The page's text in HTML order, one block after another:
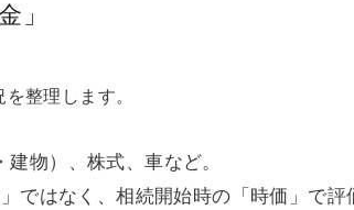
」
整理します。
物）、株式、車など。
はなく、相続開始時の「時価」で評